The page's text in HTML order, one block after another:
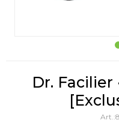
Dr. Facilier